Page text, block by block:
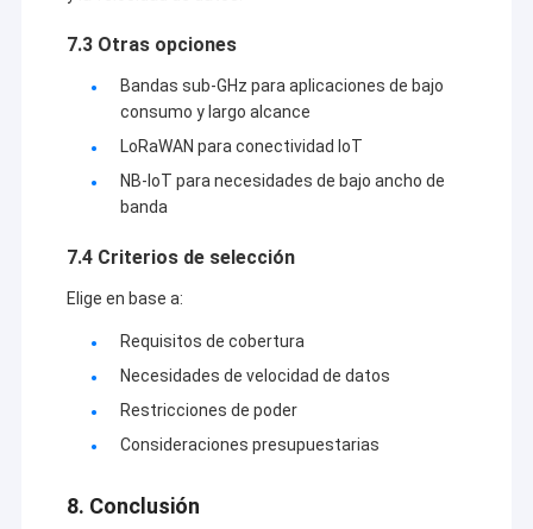
7.3 Otras opciones
Bandas sub-GHz para aplicaciones de bajo
consumo y largo alcance
LoRaWAN para conectividad IoT
NB-IoT para necesidades de bajo ancho de
banda
7.4 Criterios de selección
Elige en base a:
Requisitos de cobertura
Necesidades de velocidad de datos
Restricciones de poder
Consideraciones presupuestarias
8. Conclusión